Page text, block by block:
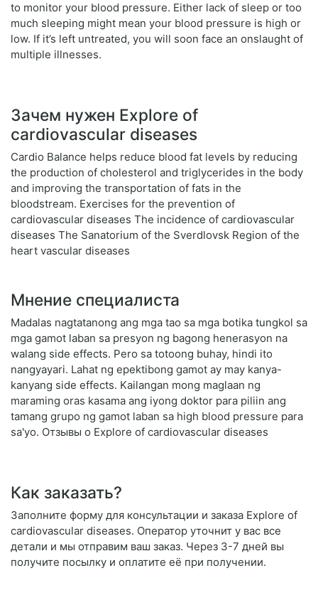
to monitor your blood pressure. Either lack of sleep or too
much sleeping might mean your blood pressure is high or
low. If it’s left untreated, you will soon face an onslaught of
multiple illnesses.
Зачем нужен Explore of
cardiovascular diseases
Cardio Balance helps reduce blood fat levels by reducing
the production of cholesterol and triglycerides in the body
and improving the transportation of fats in the
bloodstream. Exercises for the prevention of
cardiovascular diseases The incidence of cardiovascular
diseases The Sanatorium of the Sverdlovsk Region of the
heart vascular diseases
Мнение специалиста
Madalas nagtatanong ang mga tao sa mga botika tungkol sa
mga gamot laban sa presyon ng bagong henerasyon na
walang side effects. Pero sa totoong buhay, hindi ito
nangyayari. Lahat ng epektibong gamot ay may kanya-
kanyang side effects. Kailangan mong maglaan ng
maraming oras kasama ang iyong doktor para piliin ang
tamang grupo ng gamot laban sa high blood pressure para
sa'yo. Отзывы о Explore of cardiovascular diseases
Как заказать?
Заполните форму для консультации и заказа Explore of
cardiovascular diseases. Оператор уточнит у вас все
детали и мы отправим ваш заказ. Через 3-7 дней вы
получите посылку и оплатите её при получении.